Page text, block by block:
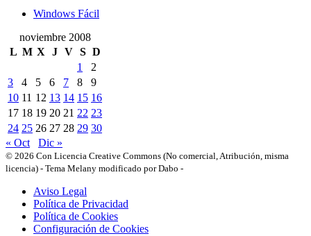
Windows Fácil
noviembre 2008
L M X J V S D
1
2
3
4 5 6 7 8
9
10 11 12 13 14 15 16
17 18 19 20 21 22 23
24 25 26 27 28 29 30
« Oct
Dic »
© 2026 Con Licencia Creative Commons (No comercial, Atribución, misma
licencia) - Tema Melany modificado por Dabo -
Aviso Legal
Política de Privacidad
Política de Cookies
Configuración de Cookies